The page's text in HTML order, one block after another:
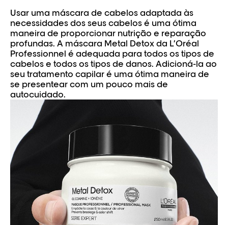
Usar uma máscara de cabelos adaptada às
necessidades dos seus cabelos é uma ótima
maneira de proporcionar nutrição e reparação
profundas. A máscara Metal Detox da L’Oréal
Professionnel é adequada para todos os tipos de
cabelos e todos os tipos de danos. Adicioná-la ao
seu tratamento capilar é uma ótima maneira de
se presentear com um pouco mais de
autocuidado.